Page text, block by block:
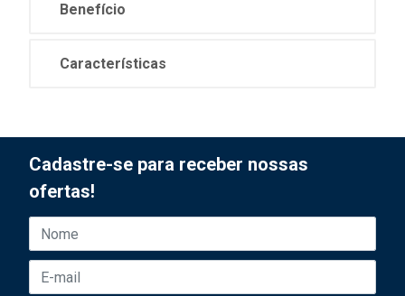
Benefício
Características
Cadastre-se para receber nossas
ofertas!